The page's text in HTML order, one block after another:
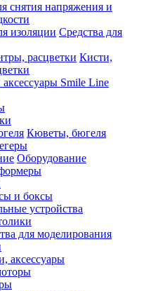
снятия напряжения и
Средства для
Кисти,
Smile Line
Кюветы, бюгеля
Оборудование
и боксы
устройства
для моделирования
аксессуары